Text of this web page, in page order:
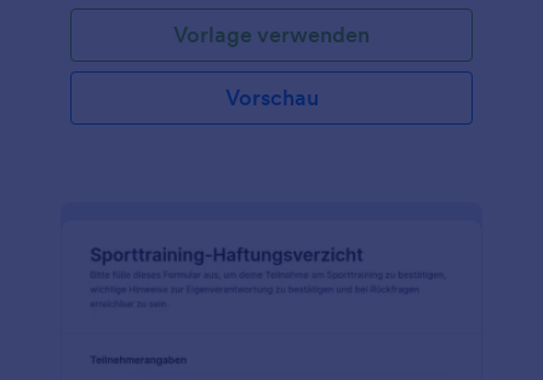
Vorlage verwenden
Vorschau